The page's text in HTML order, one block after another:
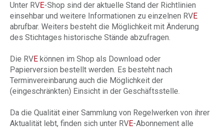
Unter RVE-Shop sind der aktuelle Stand der Richtlinien
einsehbar und weitere Informationen zu einzelnen RVE
abrufbar. Weiters besteht die Möglichkeit mit Änderung
des Stichtages historische Stände abzufragen.
Die RVE können im Shop als Download oder
Papierversion bestellt werden. Es besteht nach
Terminvereinbarung auch die Möglichkeit der
(eingeschränkten) Einsicht in der Geschäftsstelle.
Da die Qualität einer Sammlung von Regelwerken von ihrer
Aktualität lebt, finden sich unter RVE-Abonnement alle